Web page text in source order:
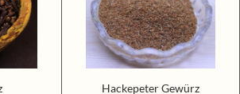
Hackepeter Gewürz